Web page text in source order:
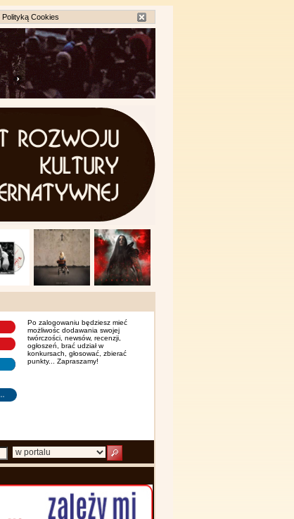
Polityką Cookies
Po zalogowaniu będziesz mieć
możliwośc dodawania swojej
twórczości, newsów, recenzji,
ogłoszeń, brać udział w
konkursach, głosować, zbierać
punkty... Zapraszamy!